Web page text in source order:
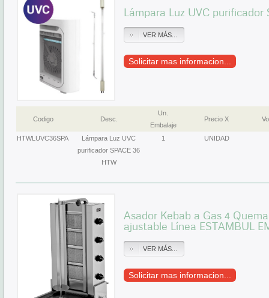
Lámpara Luz UVC purificador
VER MÁS...
Solicitar mas informacion...
Codigo Desc.
Un.
Embalaje
Precio X
HTWLUVC36SPA
Lámpara Luz UVC
purificador SPACE 36
HTW
1 UNIDAD
Asador Kebab a Gas 4
ajustable Línea ESTAMBUL
VER MÁS...
Solicitar mas informacion...